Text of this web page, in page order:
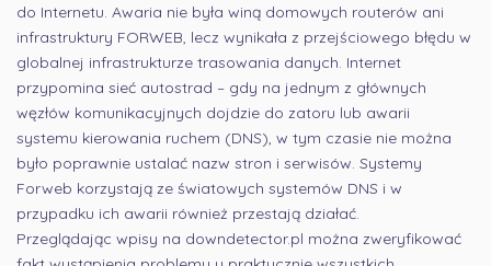
do Internetu. Awaria nie była winą domowych routerów ani
infrastruktury FORWEB, lecz wynikała z przejściowego błędu w
globalnej infrastrukturze trasowania danych. Internet
przypomina sieć autostrad – gdy na jednym z głównych
węzłów komunikacyjnych dojdzie do zatoru lub awarii
systemu kierowania ruchem (DNS), w tym czasie nie można
było poprawnie ustalać nazw stron i serwisów. Systemy
Forweb korzystają ze światowych systemów DNS i w
przypadku ich awarii również przestają działać.
Przeglądając wpisy na downdetector.pl można zweryfikować